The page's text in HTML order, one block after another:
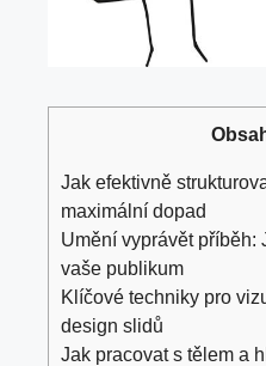
Jak efektivně
maximální dopad
Umění vyprávět příběh:
vaše publikum
Klíčové techniky pro
design slidů
Jak pracovat s tělem a